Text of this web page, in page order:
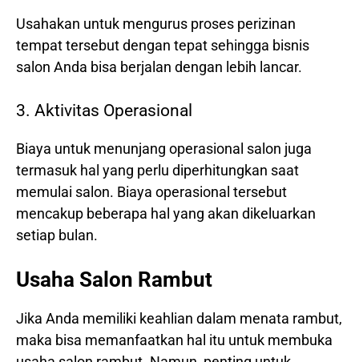
Usahakan untuk mengurus proses perizinan
tempat tersebut dengan tepat sehingga bisnis
salon Anda bisa berjalan dengan lebih lancar.
3. Aktivitas Operasional
Biaya untuk menunjang operasional salon juga
termasuk hal yang perlu diperhitungkan saat
memulai salon. Biaya operasional tersebut
mencakup beberapa hal yang akan dikeluarkan
setiap bulan.
Usaha Salon Rambut
Jika Anda memiliki keahlian dalam menata rambut,
maka bisa memanfaatkan hal itu untuk membuka